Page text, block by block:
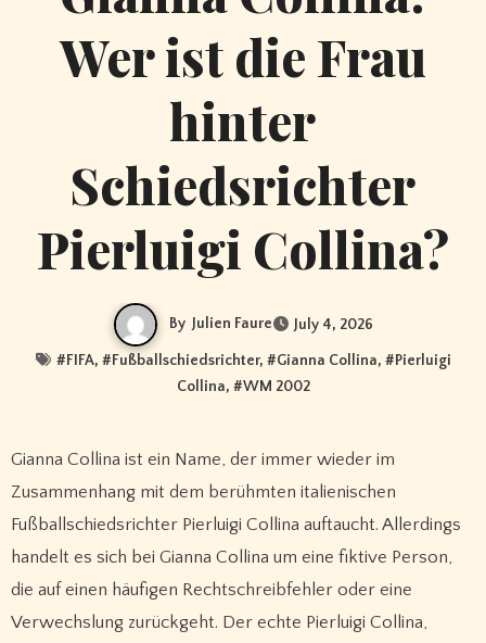
Wer ist die Frau
hinter
Schiedsrichter
Pierluigi Collina?
By Julien Faure July 4, 2026
#FIFA, #Fußballschiedsrichter, #Gianna Collina, #Pierluigi
Collina, #WM 2002
Gianna Collina ist ein Name, der immer wieder im
Zusammenhang mit dem berühmten italienischen
Fußballschiedsrichter Pierluigi Collina auftaucht. Allerdings
handelt es sich bei Gianna Collina um eine fiktive Person,
die auf einen häufigen Rechtschreibfehler oder eine
Verwechslung zurückgeht. Der echte Pierluigi Collina,